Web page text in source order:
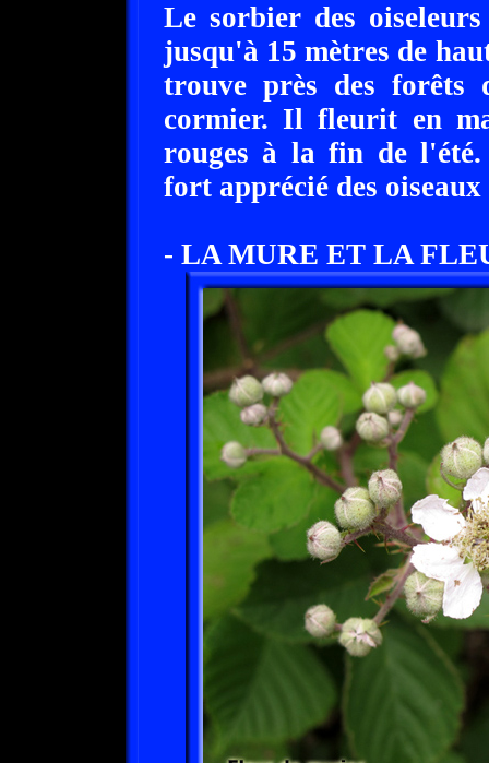
Le sorbier des
jusqu'à 15 mètres de
trouve près des forêts
cormier. Il fleurit en
rouges à la fin de
fort apprécié des oiseaux
- LA MURE ET LA